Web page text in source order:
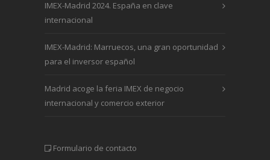
IMEX-Madrid 2024. España en clave
internacional
IMEX-Madrid: Marruecos, una gran oportunidad
para el inversor español
Madrid acoge la feria IMEX de negocio
internacional y comercio exterior
Formulario de contacto